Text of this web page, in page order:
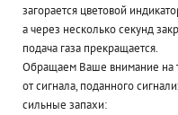
загорается цветовой
а через несколько секунд
подача газа прекращается.
Обращаем Ваше внимание на
от сигнала, поданного
сильные запахи: